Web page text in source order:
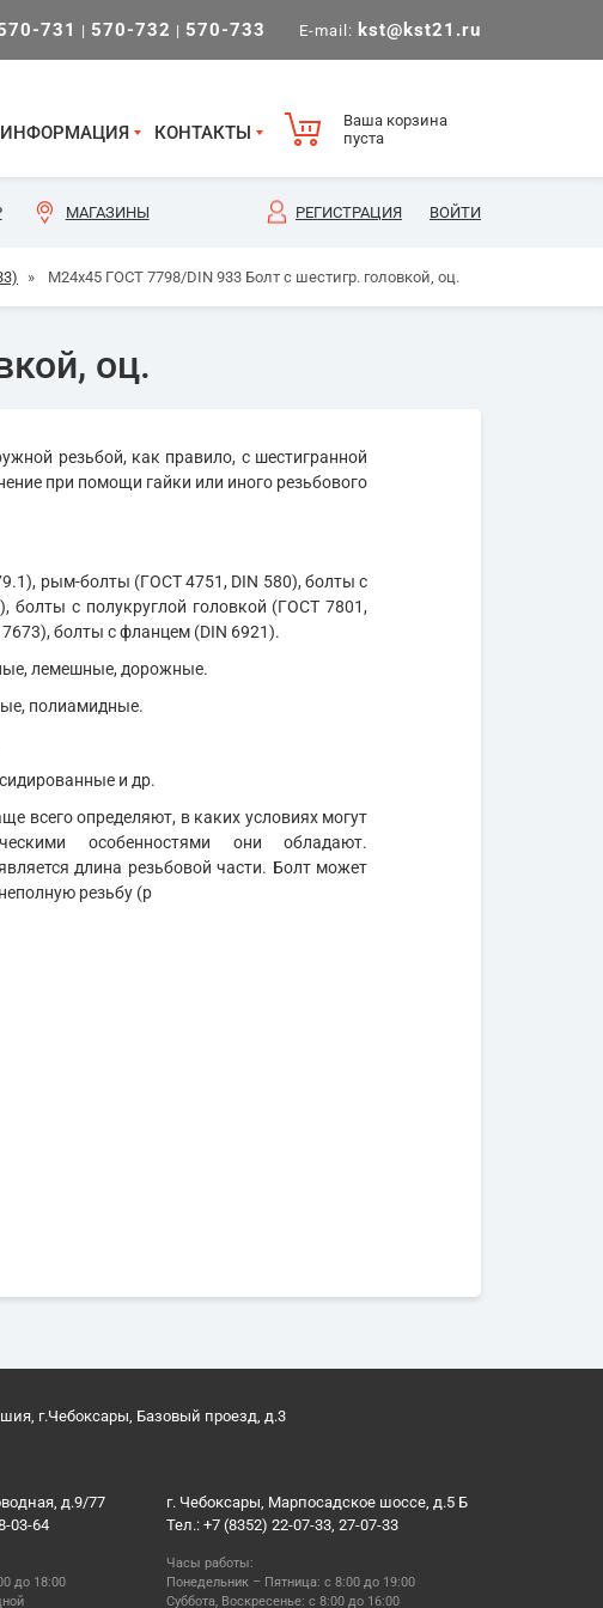
731 | 570-732 | 570-733 E-mail: kst@kst21.ru
ИНФОРМАЦИЯ КОНТАКТЫ
Ваша корзина
пуста
МАГАЗИНЫ РЕГИСТРАЦИЯ ВОЙТИ
» М24х45 ГОСТ 7798/DIN 933 Болт с шестигр. головкой, оц.
оц.
резьбой, как правило, с шестигранной
при помощи гайки или иного резьбового
рым-болты (ГОСТ 4751, DIN 580), болты с
болты с полукруглой головкой (ГОСТ 7801,
болты с фланцем (DIN 6921).
лемешные, дорожные.
полиамидные.
и др.
всего определяют, в каких условиях могут
особенностями они обладают.
длина резьбовой части. Болт может
резьбу (р
г.Чебоксары, Базовый проезд, д.3
д.9/77
03-64
до 18:00
г. Чебоксары, Марпосадское шоссе, д.5 Б
Тел.: +7 (8352) 22-07-33, 27-07-33
Часы работы:
Понедельник – Пятница: с 8:00 до 19:00
Суббота, Воскресенье: с 8:00 до 16:00